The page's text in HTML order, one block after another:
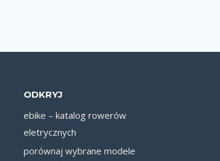
ODKRYJ
ebike – katalog rowerów
eletrycznych
porównaj wybrane modele